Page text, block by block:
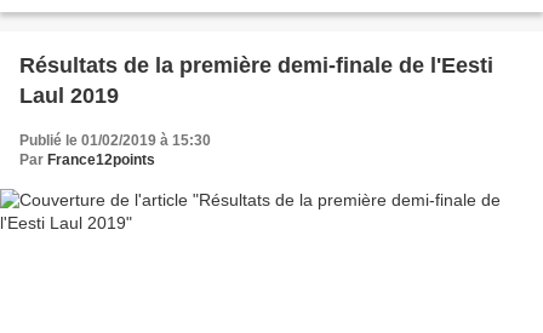
Résultats de la première demi-finale de l'Eesti
Laul 2019
Publié le 01/02/2019 à 15:30
Par France12points